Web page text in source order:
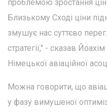
проблемою зростання
Близькому Сході ціни
змушує нас суттєво
стратегії," - сказав
Німецької авіаційної
Можна говорити, що
у фазу вимушеної